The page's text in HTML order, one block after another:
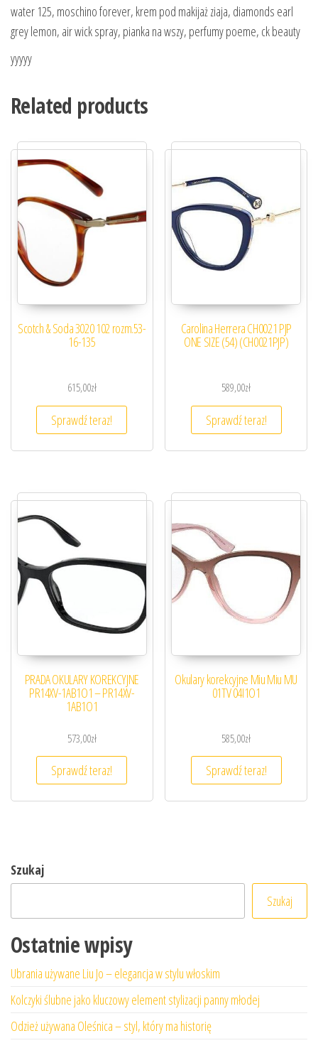
water 125, moschino forever, krem pod makijaż ziaja, diamonds earl
grey lemon, air wick spray, pianka na wszy, perfumy poeme, ck beauty
yyyyy
Related products
Scotch & Soda 3020 102 rozm.53-
16-135
615,00zł
Sprawdź teraz!
Carolina Herrera CH0021 PJP
ONE SIZE (54) (CH0021PJP)
589,00zł
Sprawdź teraz!
PRADA OKULARY KOREKCYJNE
PR14XV-1AB1O1 – PR14XV-
1AB1O1
573,00zł
Sprawdź teraz!
Okulary korekcyjne Miu Miu MU
01TV 04I1O1
585,00zł
Sprawdź teraz!
Szukaj
Szukaj
Ostatnie wpisy
Ubrania używane Liu Jo – elegancja w stylu włoskim
Kolczyki ślubne jako kluczowy element stylizacji panny młodej
Odzież używana Oleśnica – styl, który ma historię